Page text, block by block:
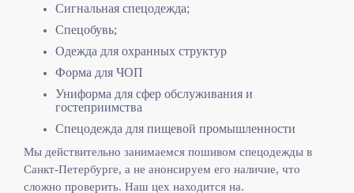
Сигнальная спецодежда;
Спецобувь;
Одежда для охранных структур
Форма для ЧОП
Униформа для сфер обслуживания и
гостеприимства
Спецодежда для пищевой промышленности
Мы действительно занимаемся пошивом спецодежды в
Санкт-Петербурге, а не анонсируем его наличие, что
сложно проверить. Наш цех находится на.